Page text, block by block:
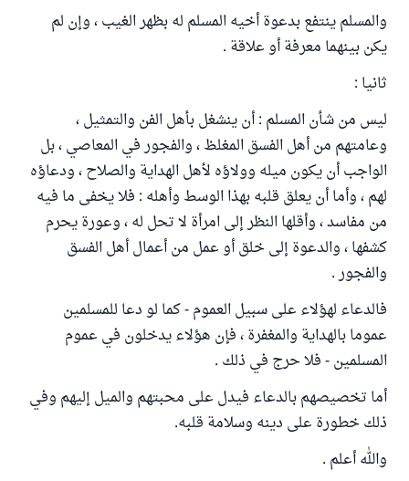
والمسلم ينتفع بدعوة أخيه المسلم له بظهر الغيب ، وإن لم
يكن بينهما معرفة أو علاقة .
ثانيا :
ليس من شأن المسلم : أن ينشغل بأهل الفن والتمثيل ،
وعامتهم من أهل الفسق المغلظ ، والفجور في المعاصي ، بل
الواجب أن يكون ميله وولاؤه لأهل الهداية والصلاح ، ودعاؤه
لهم ، وأما أن يعلق قلبه بهذا الوسط وأهله : فلا يخفى ما فيه
من مفاسد ، وأقلها النظر إلى امرأة لا تحل له ، وعورة يحرم
كشفها ، والدعوة إلى خلق أو عمل من أعمال أهل الفسق
والفجور .
فالدعاء لهؤلاء على سبيل العموم - كما لو دعا للمسلمين
عموما بالهداية والمغفرة ، فإن هؤلاء يدخلون في عموم
المسلمين - فلا حرج في ذلك .
أما تخصيصهم بالدعاء فيدل على محبتهم والميل إليهم وفي
ذلك خطورة على دينه وسلامة قلبه.
والله أعلم .